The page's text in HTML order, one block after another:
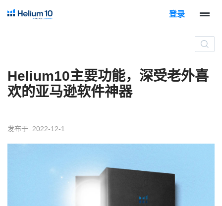
登录
Helium10主要功能，深受老外喜
欢的亚马逊软件神器
发布于: 2022-12-1